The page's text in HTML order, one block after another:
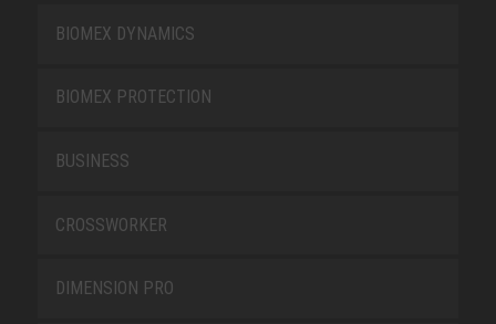
BIOMEX DYNAMICS
BIOMEX PROTECTION
BUSINESS
CROSSWORKER
DIMENSION PRO